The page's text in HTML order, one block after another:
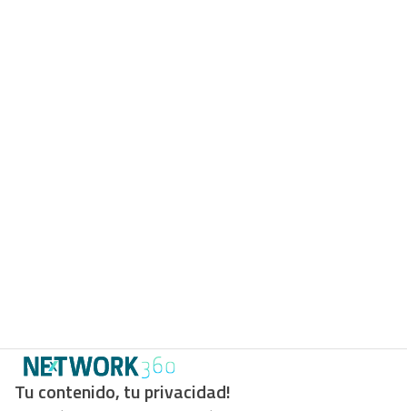
Tu contenido, tu privacidad!